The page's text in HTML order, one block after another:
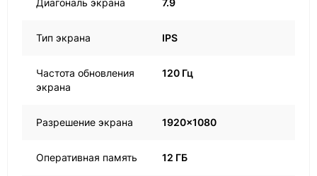
Диагональ экрана 7.9
Тип экрана IPS
Частота обновления
экрана
120 Гц
Разрешение экрана 1920x1080
Оперативная память 12 ГБ